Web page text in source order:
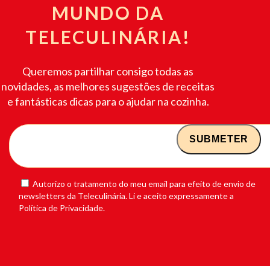
MUNDO DA
TELECULINÁRIA!
Queremos partilhar consigo todas as
novidades, as melhores sugestões de receitas
e fantásticas dicas para o ajudar na cozinha.
Autorizo o tratamento do meu email para efeito de envio de
newsletters da Teleculinária. Li e aceito expressamente a
Política de Privacidade.